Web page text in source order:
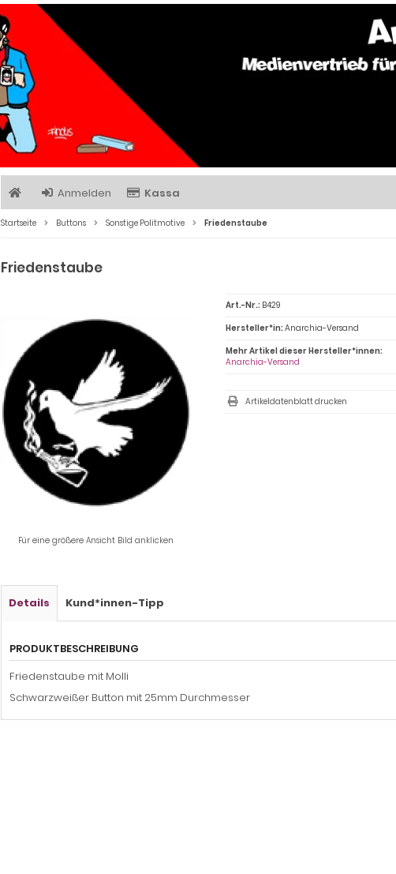
Anmelden Kassa
Startseite Buttons Sonstige Politmotive Friedenstaube
Friedenstaube
Für eine größere Ansicht Bild anklicken
Art.-Nr.: B429
Hersteller*in:Anarchia-Versand
Mehr Artikel dieser Hersteller*innen:
Anarchia-Versand
Artikeldatenblatt drucken
Details Kund*innen-Tipp
PRODUKTBESCHREIBUNG
Friedenstaube mit Molli
Schwarzweißer Button mit 25mm Durchmesser